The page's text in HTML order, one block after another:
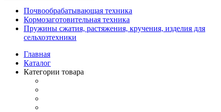
Почвообрабатывающая техника
Кормозаготовительная техника
Пружины сжатия, растяжения, кручения, изделия для
сельхозтехники
Главная
Каталог
Категории товара